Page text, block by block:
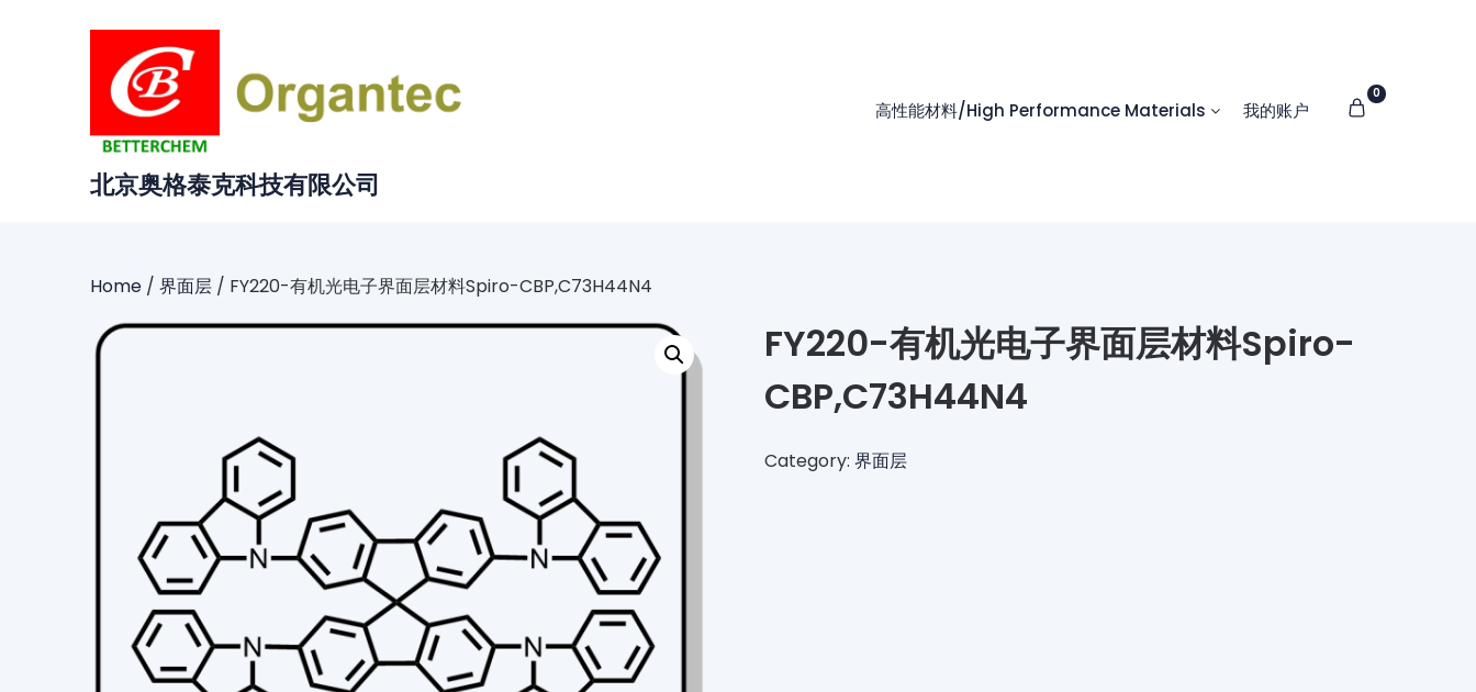
北京奥格泰克科技有限公司
高性能材料/High Performance Materials 我的账户
0
Home / 界面层 / FY220-有机光电子界面层材料Spiro-CBP,C73H44N4
FY220-有机光电子界面层材料Spiro-
CBP,C73H44N4
Category: 界面层